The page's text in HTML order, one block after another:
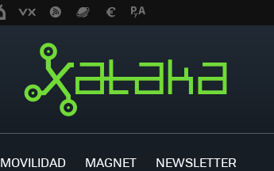
MOVILIDAD MAGNET NEWSLETTER